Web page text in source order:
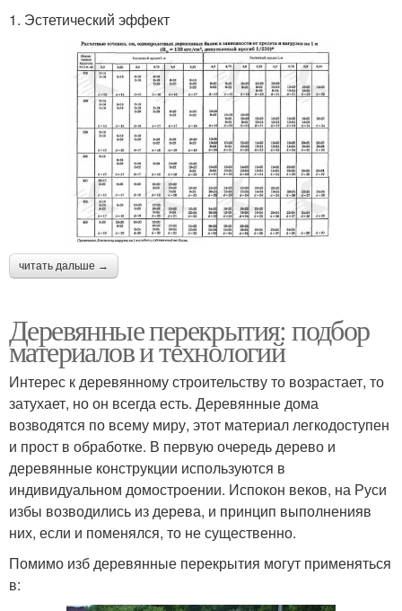
1. Эстетический эффект
читать дальше →
Деревянные перекрытия: подбор
материалов и технологий
Интерес к деревянному строительству то возрастает, то
затухает, но он всегда есть. Деревянные дома
возводятся по всему миру, этот материал легкодоступен
и прост в обработке. В первую очередь дерево и
деревянные конструкции используются в
индивидуальном домостроении. Испокон веков, на Руси
избы возводились из дерева, и принцип выполненияв
них, если и поменялся, то не существенно.
Помимо изб деревянные перекрытия могут применяться
в: